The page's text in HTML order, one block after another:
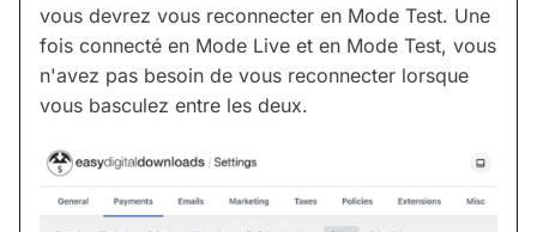
vous devrez vous reconnecter en Mode Test. Une
fois connecté en Mode Live et en Mode Test, vous
n'avez pas besoin de vous reconnecter lorsque
vous basculez entre les deux.